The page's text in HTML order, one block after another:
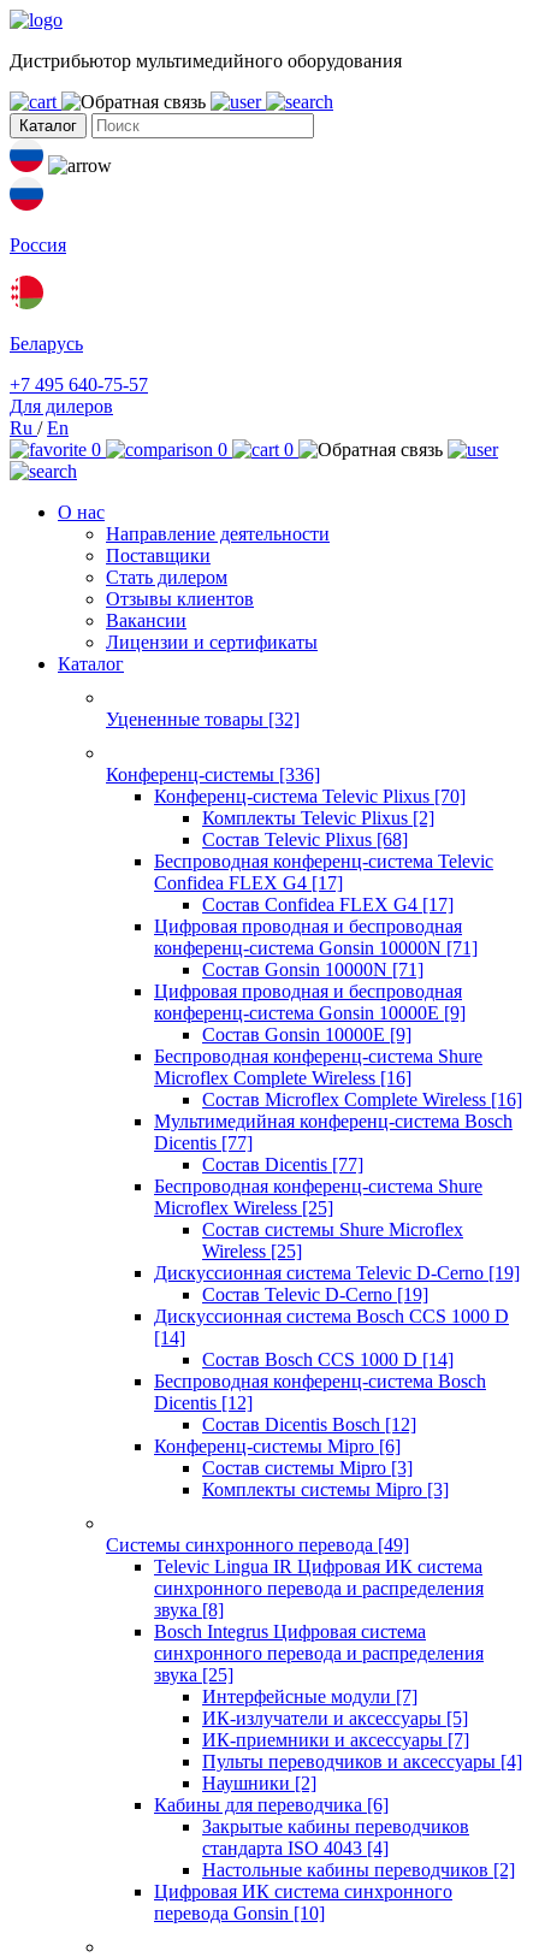
Дистрибьютор мультимедийного оборудования
Каталог
Россия
Беларусь
+7 495 640-75-57
Для дилеров
Ru /En
0
0 0
О нас
Направление деятельности
Поставщики
Стать дилером
Отзывы клиентов
Вакансии
Лицензии и сертификаты
Каталог
Уцененные товары [32]
Конференц-системы [336]
Конференц-система Televic Plixus [70]
Комплекты Televic Plixus [2]
Состав Televic Plixus [68]
Беспроводная конференц-система Televic
Confidea FLEX G4 [17]
Состав Confidea FLEX G4 [17]
Цифровая проводная и беспроводная
конференц-система Gonsin 10000N [71]
Состав Gonsin 10000N [71]
Цифровая проводная и беспроводная
конференц-система Gonsin 10000E [9]
Состав Gonsin 10000E [9]
Беспроводная конференц-система Shure
Microflex Complete Wireless [16]
Состав Microflex Complete Wireless [16]
Мультимедийная конференц-система Bosch
Dicentis [77]
Состав Dicentis [77]
Беспроводная конференц-система Shure
Microflex Wireless [25]
Состав системы Shure Microflex
Wireless [25]
Дискуссионная система Televic D-Cerno [19]
Состав Televic D-Cerno [19]
Дискуссионная система Bosch CCS 1000 D
[14]
Состав Bosch CCS 1000 D [14]
Беспроводная конференц-система Bosch
Dicentis [12]
Состав Dicentis Bosch [12]
Конференц-системы Mipro [6]
Состав системы Mipro [3]
Комплекты системы Mipro [3]
Системы синхронного перевода [49]
Televic Lingua IR Цифровая ИК система
синхронного перевода и распределения
звука [8]
Bosch Integrus Цифровая система
синхронного перевода и распределения
звука [25]
Интерфейсные модули [7]
ИК-излучатели и аксессуары [5]
ИК-приемники и аксессуары [7]
Пульты переводчиков и аксессуары [4]
Наушники [2]
Кабины для переводчика [6]
Закрытые кабины переводчиков
стандарта ISO 4043 [4]
Настольные кабины переводчиков [2]
Цифровая ИК система синхронного
перевода Gonsin [10]